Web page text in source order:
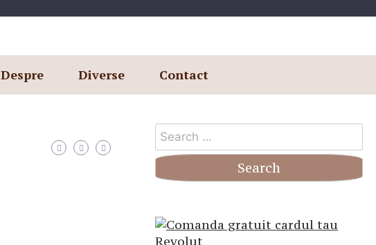
Despre Diverse Contact
Search
for: